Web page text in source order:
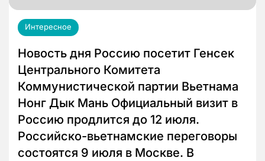
Интересное
Новость дня Россию посетит Генсек
Центрального Комитета
Коммунистической партии Вьетнама
Нонг Дык Мань Официальный визит в
Россию продлится до 12 июля.
Российско-вьетнамские переговоры
состоятся 9 июля в Москве. В